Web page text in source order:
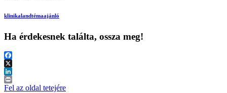
klinikalandtémaajánló
Ha érdekesnek találta, ossza meg!
Facebook
X
LinkedIn
Print
Fel az oldal tetejére